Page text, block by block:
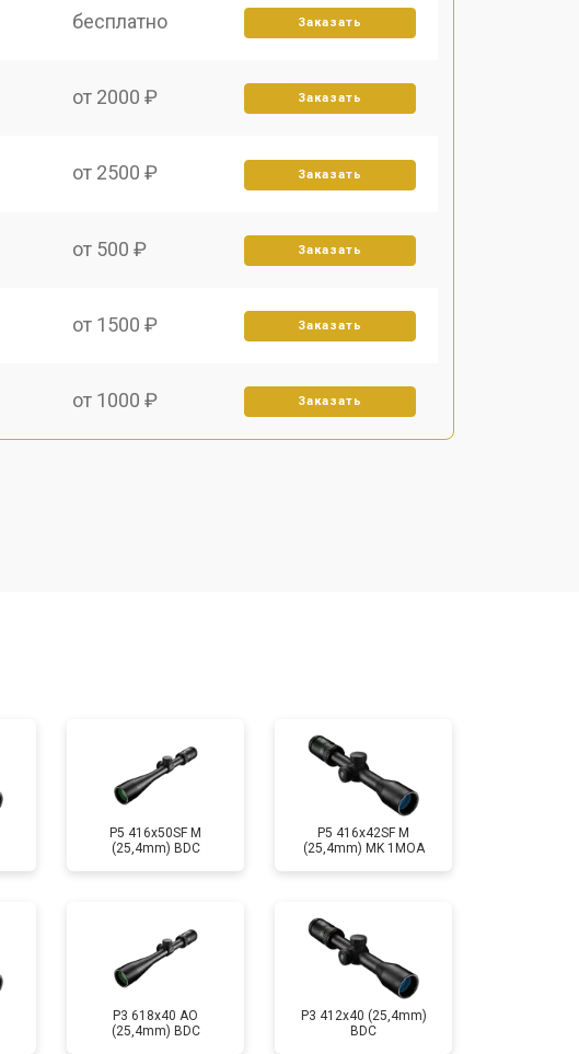
бесплатно Заказать
от 2000 ₽ Заказать
от 2500 ₽ Заказать
от 500 ₽ Заказать
от 1500 ₽ Заказать
от 1000 ₽ Заказать
P5 416x50SF M
(25,4mm) BDC
P5 416x42SF M
(25,4mm) MK 1MOA
P3 618x40 AO
(25,4mm) BDC
P3 412x40 (25,4mm)
BDC